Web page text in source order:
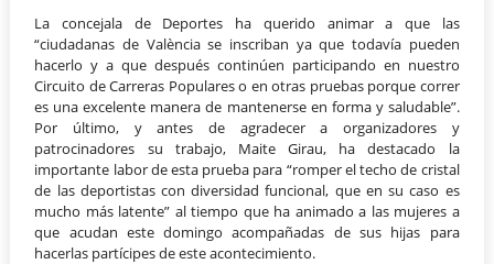
La concejala de Deportes ha querido animar a que las
“ciudadanas de València se inscriban ya que todavía pueden
hacerlo y a que después continúen participando en nuestro
Circuito de Carreras Populares o en otras pruebas porque correr
es una excelente manera de mantenerse en forma y saludable”.
Por último, y antes de agradecer a organizadores y
patrocinadores su trabajo, Maite Girau, ha destacado la
importante labor de esta prueba para “romper el techo de cristal
de las deportistas con diversidad funcional, que en su caso es
mucho más latente” al tiempo que ha animado a las mujeres a
que acudan este domingo acompañadas de sus hijas para
hacerlas partícipes de este acontecimiento.